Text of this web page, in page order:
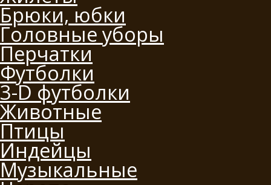
Брюки, юбки
Головные уборы
Перчатки
Футболки
3-D футболки
Животные
Птицы
Индейцы
Музыкальные